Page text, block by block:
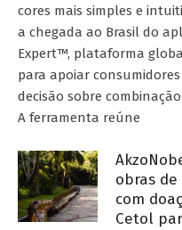
cores mais simples e
a chegada ao Brasil do
Expert™, plataforma
para apoiar
decisão sobre
A ferramenta reúne
obras
com
Cetol